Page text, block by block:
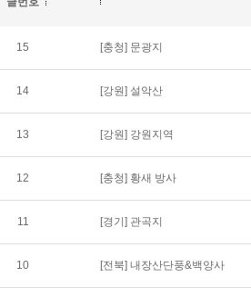
15 [충청] 문광지
14 [강원] 설악산
13 [강원] 강원지역
12 [충청] 황새 방사
11 [경기] 관곡지
10 [전북] 내장산단풍&백양사